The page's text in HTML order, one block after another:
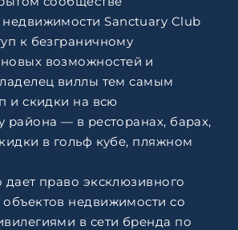
недвижимости Sanctuary Club
к безграничному
возможностей и
виллы тем самым
и скидки на всю
района — в ресторанах, барах,
в гольф кубе, пляжном
дает право эксклюзивного
объектов недвижимости со
в сети бренда по